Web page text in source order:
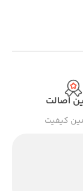
اصالت
کیفیت